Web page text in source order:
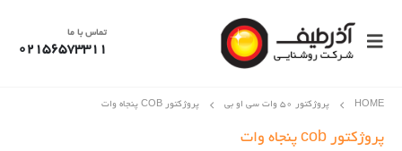
تماس با ما
02156573311
HOME پروژکتور 50 وات سی او بی پروژکتور COB پنجاه وات
پروژکتور cob پنجاه وات